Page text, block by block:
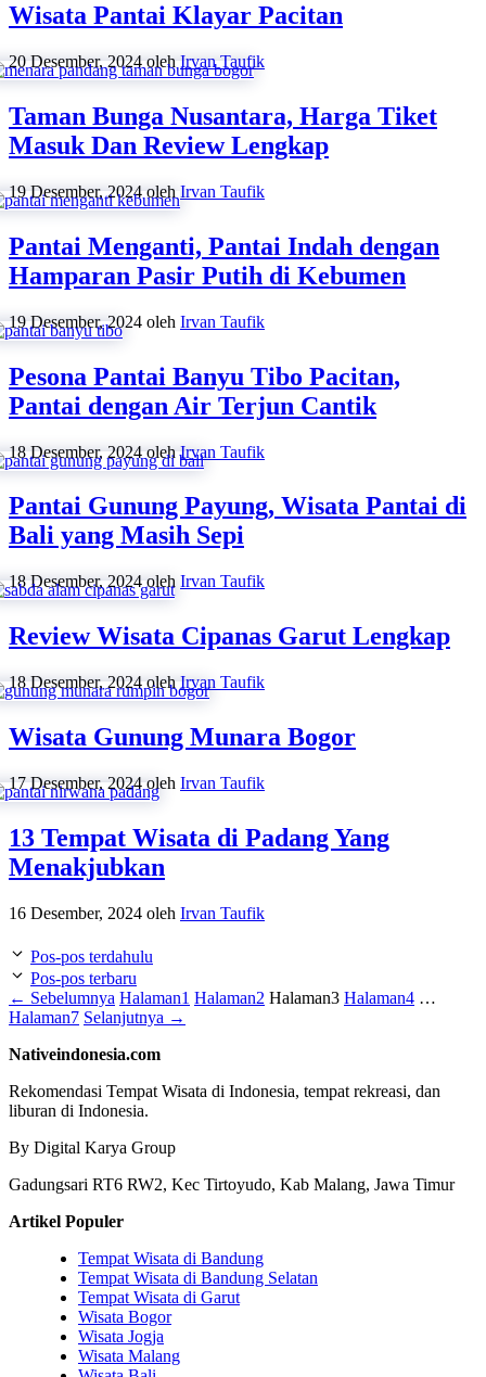
Wisata Pantai Klayar Pacitan
20 Desember, 2024 olehIrvan Taufik
Taman Bunga Nusantara, Harga Tiket
Masuk Dan Review Lengkap
19 Desember, 2024 oleh Irvan Taufik
Pantai Menganti, Pantai Indah dengan
Hamparan Pasir Putih di Kebumen
19 Desember, 2024 oleh Irvan Taufik
Pesona Pantai Banyu Tibo Pacitan,
Pantai dengan Air Terjun Cantik
18 Desember, 2024 olehIrvan Taufik
Pantai Gunung Payung, Wisata Pantai di
Bali yang Masih Sepi
18 Desember, 2024 oleh Irvan Taufik
Review Wisata Cipanas Garut Lengkap
18 Desember, 2024 olehIrvan Taufik
Wisata Gunung Munara Bogor
17 Desember, 2024 oleh Irvan Taufik
13 Tempat Wisata di Padang Yang
Menakjubkan
16 Desember, 2024 oleh Irvan Taufik
Pos-pos terdahulu
Pos-pos terbaru
← Sebelumnya Halaman1 Halaman2 Halaman3 Halaman4 …
Halaman7 Selanjutnya →
Nativeindonesia.com
Rekomendasi Tempat Wisata di Indonesia, tempat rekreasi, dan
liburan di Indonesia.
By Digital Karya Group
Gadungsari RT6 RW2, Kec Tirtoyudo, Kab Malang, Jawa Timur
Artikel Populer
Tempat Wisata di Bandung
Tempat Wisata di Bandung Selatan
Tempat Wisata di Garut
Wisata Bogor
Wisata Jogja
Wisata Malang